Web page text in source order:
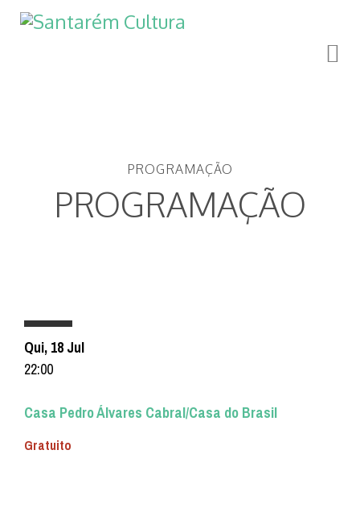
PROGRAMAÇÃO
PROGRAMAÇÃO
Qui, 18 Jul
22:00
Casa Pedro Álvares Cabral/Casa do Brasil
Gratuito